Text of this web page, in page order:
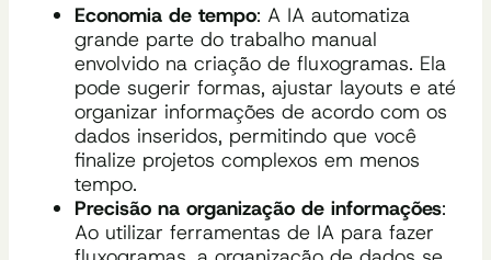
Economia de tempo: A IA automatiza
grande parte do trabalho manual
envolvido na criação de fluxogramas. Ela
pode sugerir formas, ajustar layouts e até
organizar informações de acordo com os
dados inseridos, permitindo que você
finalize projetos complexos em menos
tempo.
Precisão na organização de informações:
Ao utilizar ferramentas de IA para fazer